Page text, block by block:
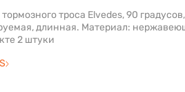
троса Elvedes, 90 градусов,
длинная. Материал:
2 штуки